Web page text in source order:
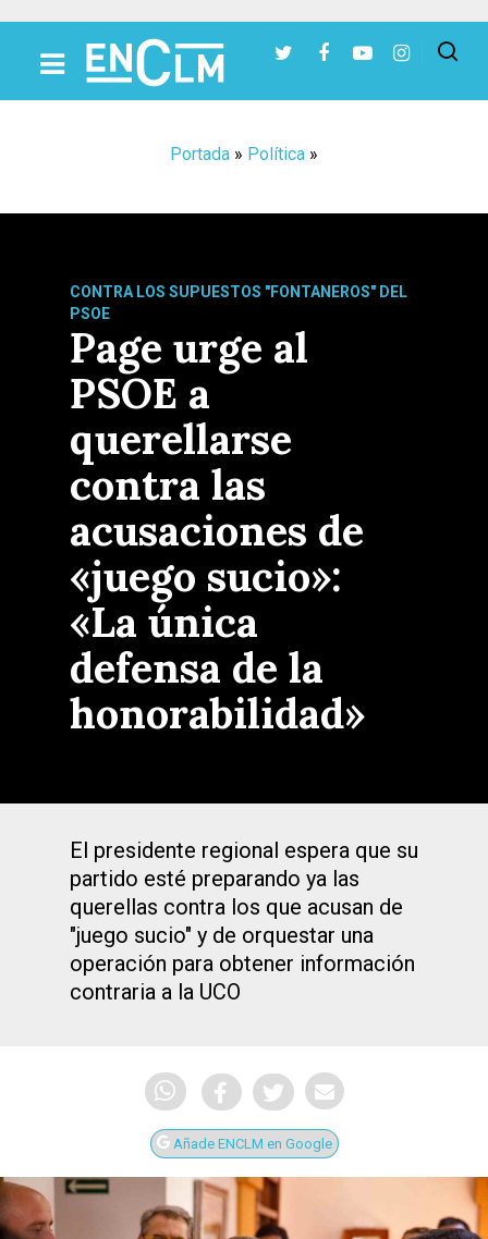
Portada » Política »
CONTRA LOS SUPUESTOS "FONTANEROS" DEL
PSOE
Page urge al
PSOE a
querellarse
contra las
acusaciones de
«juego sucio»:
«La única
defensa de la
honorabilidad»
El presidente regional espera que su
partido esté preparando ya las
querellas contra los que acusan de
"juego sucio" y de orquestar una
operación para obtener información
contraria a la UCO
Añade ENCLM en Google